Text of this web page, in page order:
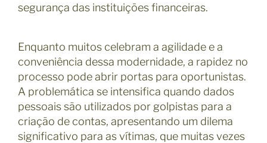
segurança das instituições financeiras.
Enquanto muitos celebram a agilidade e a
conveniência dessa modernidade, a rapidez no
processo pode abrir portas para oportunistas.
A problemática se intensifica quando dados
pessoais são utilizados por golpistas para a
criação de contas, apresentando um dilema
significativo para as vítimas, que muitas vezes